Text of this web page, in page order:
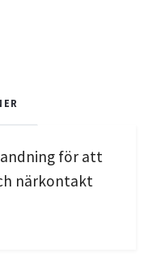
för att
närkontakt